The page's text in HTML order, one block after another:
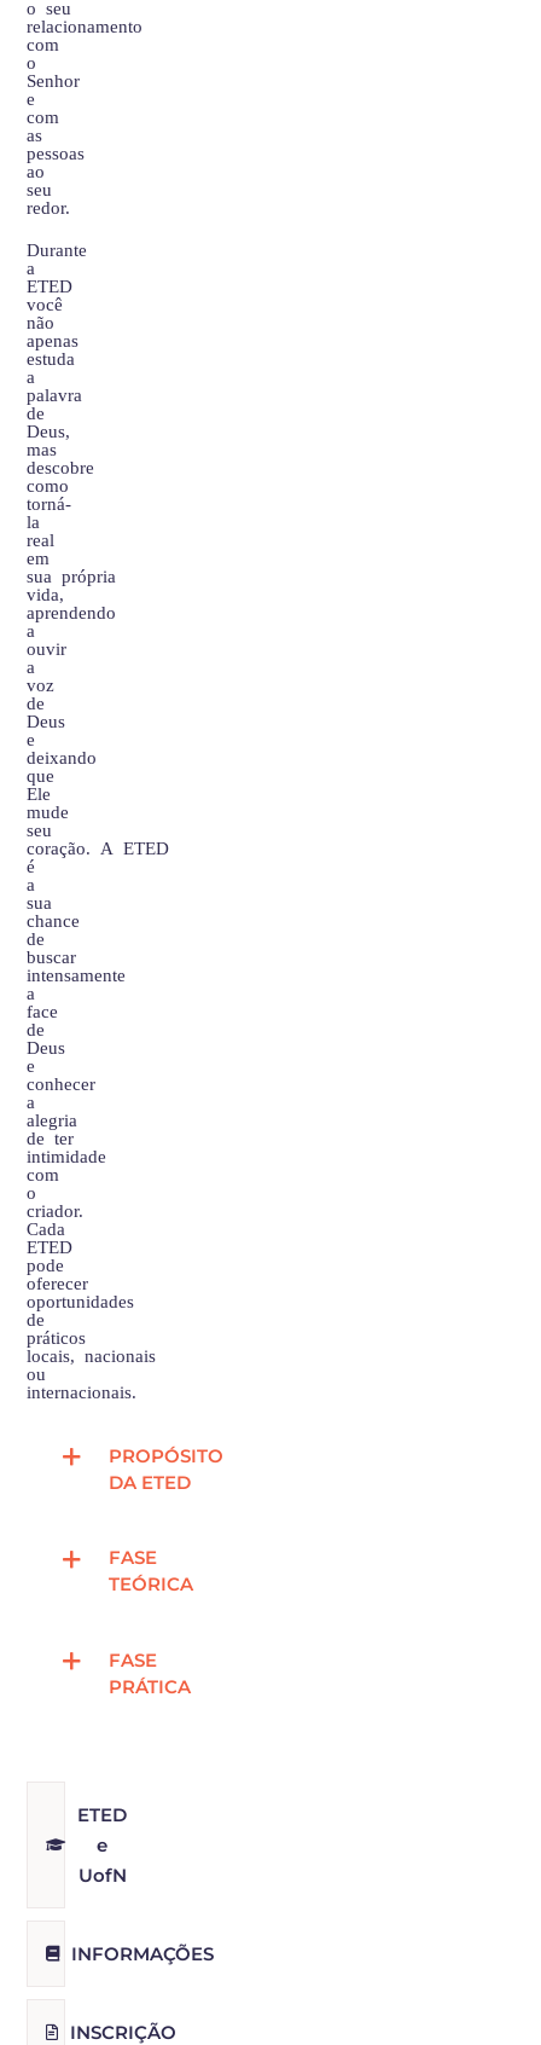
o seu
relacionamento
com
o
Senhor
e
com
as
pessoas
ao
seu
redor.
Durante
a
ETED
você
não
apenas
estuda
a
palavra
de
Deus,
mas
descobre
como
torná-
la
real
em
sua própria
vida,
aprendendo
a
ouvir
a
voz
de
Deus
e
deixando
que
Ele
mude
seu
coração. A ETED
é
a
sua
chance
de
buscar
intensamente
a
face
de
Deus
e
conhecer
a
alegria
de ter
intimidade
com
o
criador.
Cada
ETED
pode
oferecer
oportunidades
de
práticos
locais, nacionais
ou
internacionais.
PROPÓSITO
DA ETED
FASE
TEÓRICA
FASE
PRÁTICA
ETED
e
UofN
INFORMAÇÕES
INSCRIÇÃO